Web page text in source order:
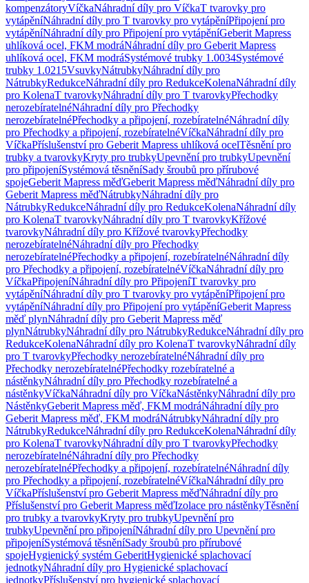
kompenzátoryVíčkaNáhradní díly pro VíčkaT tvarovky pro
vytápěníNáhradní díly pro T tvarovky pro vytápěníPřipojení pro
vytápěníNáhradní díly pro Připojení pro vytápěníGeberit Mapress
uhlíková ocel, FKM modráNáhradní díly pro Geberit Mapress
uhlíková ocel, FKM modráSystémové trubky 1.0034Systémové
trubky 1.0215VsuvkyNátrubkyNáhradní díly pro
NátrubkyRedukceNáhradní díly pro RedukceKolenaNáhradní díly
pro KolenaT tvarovkyNáhradní díly pro T tvarovkyPřechodky
nerozebíratelnéNáhradní díly pro Přechodky
nerozebíratelnéPřechodky a připojení, rozebíratelnéNáhradní díly
pro Přechodky a připojení, rozebíratelnéVíčkaNáhradní díly pro
VíčkaPříslušenství pro Geberit Mapress uhlíková ocelTěsnění pro
trubky a tvarovkyKryty pro trubkyUpevnění pro trubkyUpevnění
pro připojeníSystémová těsněníSady šroubů pro přírubové
spojeGeberit Mapress měďGeberit Mapress měďNáhradní díly pro
Geberit Mapress měďNátrubkyNáhradní díly pro
NátrubkyRedukceNáhradní díly pro RedukceKolenaNáhradní díly
pro KolenaT tvarovkyNáhradní díly pro T tvarovkyKřížové
tvarovkyNáhradní díly pro Křížové tvarovkyPřechodky
nerozebíratelnéNáhradní díly pro Přechodky
nerozebíratelnéPřechodky a připojení, rozebíratelnéNáhradní díly
pro Přechodky a připojení, rozebíratelnéVíčkaNáhradní díly pro
VíčkaPřipojeníNáhradní díly pro PřipojeníT tvarovky pro
vytápěníNáhradní díly pro T tvarovky pro vytápěníPřipojení pro
vytápěníNáhradní díly pro Připojení pro vytápěníGeberit Mapress
měď plynNáhradní díly pro Geberit Mapress měď
plynNátrubkyNáhradní díly pro NátrubkyRedukceNáhradní díly pro
RedukceKolenaNáhradní díly pro KolenaT tvarovkyNáhradní díly
pro T tvarovkyPřechodky nerozebíratelnéNáhradní díly pro
Přechodky nerozebíratelnéPřechodky rozebíratelné a
nástěnkyNáhradní díly pro Přechodky rozebíratelné a
nástěnkyVíčkaNáhradní díly pro VíčkaNástěnkyNáhradní díly pro
NástěnkyGeberit Mapress měď, FKM modráNáhradní díly pro
Geberit Mapress měď, FKM modráNátrubkyNáhradní díly pro
NátrubkyRedukceNáhradní díly pro RedukceKolenaNáhradní díly
pro KolenaT tvarovkyNáhradní díly pro T tvarovkyPřechodky
nerozebíratelnéNáhradní díly pro Přechodky
nerozebíratelnéPřechodky a připojení, rozebíratelnéNáhradní díly
pro Přechodky a připojení, rozebíratelnéVíčkaNáhradní díly pro
VíčkaPříslušenství pro Geberit Mapress měďNáhradní díly pro
Příslušenství pro Geberit Mapress měďIzolace pro nástěnkyTěsnění
pro trubky a tvarovkyKryty pro trubkyUpevnění pro
trubkyUpevnění pro připojeníNáhradní díly pro Upevnění pro
připojeníSystémová těsněníSady šroubů pro přírubové
spojeHygienický systém GeberitHygienické splachovací
jednotkyNáhradní díly pro Hygienické splachovací
jednotkyPříslušenství pro hygienické splachovací